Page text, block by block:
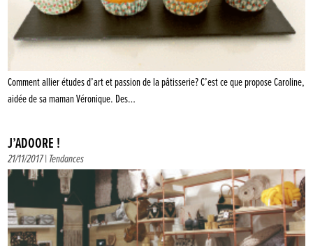
Comment allier études d’art et passion de la pâtisserie? C’est ce que propose Caroline,
aidée de sa maman Véronique. Des…
J’ADÔÔRE !
21/11/2017 |Tendances